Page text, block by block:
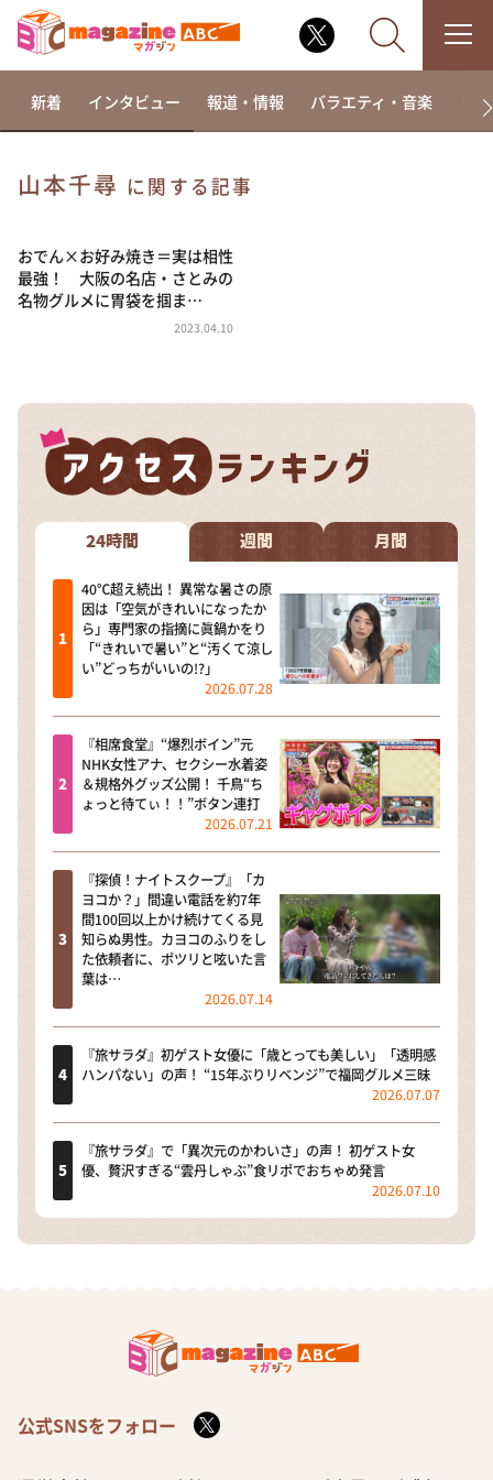
相席食堂
これ余談なんですけど・・・
～人生密着トークバラエティ！～ やすとものいたっ
河合＆A.B.C-Z塚田×福井アナ「なんでやねん！？」
（news おかえり）
DAIGOも台所 ～きょうの献立 何にする？～
本日はダイアンなり！シーズン２
朝だ！生です旅サラダ
教えて！ニュースライブ 正義のミカタ
ＬＩＦＥ～夢のカタチ～
新婚さんいらっしゃい！
ポツンと一軒家
ザキ山小屋本館
ぺこぱのまるスポ
新着 インタビュー 報道・情報 バラエティ・音楽 ド
山本千尋 に関する記事
おでん×お好み焼き＝実は相性
最強！ 大阪の名店・さとみの
名物グルメに胃袋を掴ま…
2023.04.10
24時間 週間 月間
40℃超え続出！ 異常な暑さの原
因は「空気がきれいになったか
ら」専門家の指摘に眞鍋かをり
「“きれいで暑い”と“汚くて涼し
い”どっちがいいの!?」
2026.07.28
『相席食堂』“爆烈ボイン”元
NHK女性アナ、セクシー水着姿
＆規格外グッズ公開！ 千鳥“ち
ょっと待てぃ！！”ボタン連打
2026.07.21
『探偵！ナイトスクープ』「カ
ヨコか？」間違い電話を約7年
間100回以上かけ続けてくる見
知らぬ男性。カヨコのふりをし
た依頼者に、ポツリと呟いた言
葉は…
2026.07.14
『旅サラダ』初ゲスト女優に「歳とっても美しい」「透明感
ハンパない」の声！ “15年ぶりリベンジ”で福岡グルメ三昧
2026.07.07
『旅サラダ』で「異次元のかわいさ」の声！ 初ゲスト女
優、贅沢すぎる“雲丹しゃぶ”食リポでおちゃめ発言
2026.07.10
公式SNSをフォロー